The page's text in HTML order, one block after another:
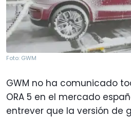
Foto: GWM
GWM no ha comunicado
ORA 5 en el mercado
entrever que la versión de